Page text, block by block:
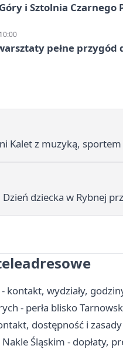
i Sztolnia
pełne
Kalet z muzyką,
Dzień dziecka w Rybnej
kontakt, wydziały,
- perła blisko
dostępność i
Śląskim - dopłaty,